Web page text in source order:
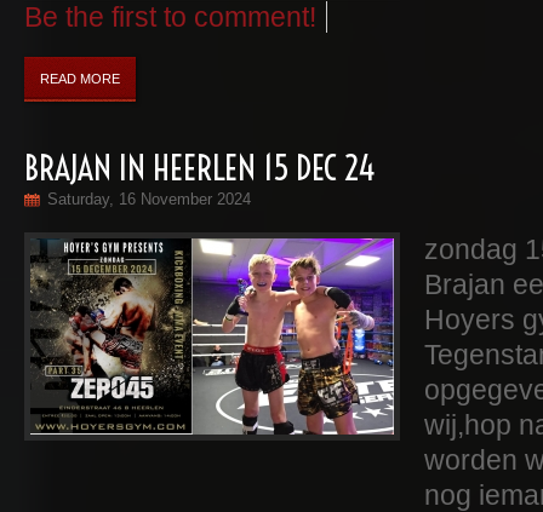
Be the first to comment!
READ MORE
BRAJAN IN HEERLEN 15 DEC 24
Saturday, 16 November 2024
zondag
Brajan
Hoyers
wij,hop
worden
nog